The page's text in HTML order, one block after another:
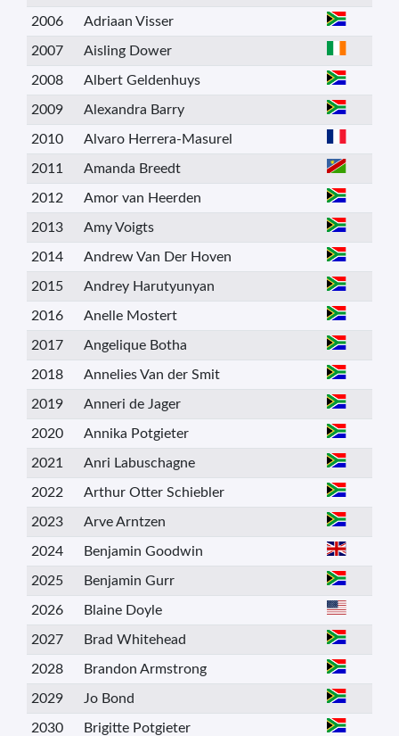
2006 Adriaan Visser
2007 Aisling Dower
2008 Albert Geldenhuys
2009 Alexandra Barry
2010 Alvaro Herrera-Masurel
2011 Amanda Breedt
2012 Amor van Heerden
2013 Amy Voigts
2014 Andrew Van Der Hoven
2015 Andrey Harutyunyan
2016 Anelle Mostert
2017 Angelique Botha
2018 Annelies Van der Smit
2019 Anneri de Jager
2020 Annika Potgieter
2021 Anri Labuschagne
2022 Arthur Otter Schiebler
2023 Arve Arntzen
2024 Benjamin Goodwin
2025 Benjamin Gurr
2026 Blaine Doyle
2027 Brad Whitehead
2028 Brandon Armstrong
2029 Jo Bond
2030 Brigitte Potgieter